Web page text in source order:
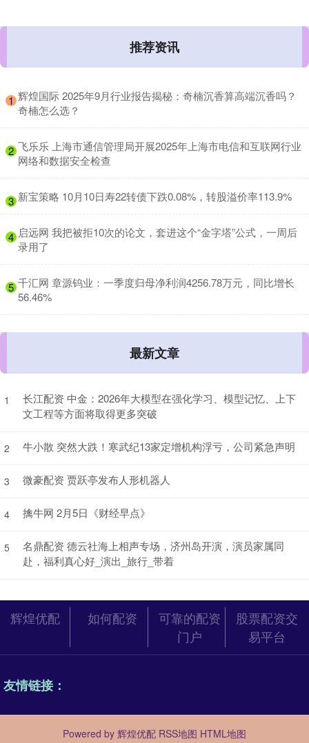
推荐资讯
1 ​辉煌国际 2025年9月行业报告揭秘：奇楠沉香算高端沉香吗？
奇楠怎么选？
2 ​飞乐乐 上海市通信管理局开展2025年上海市电信和互联网行业
网络和数据安全检查
3 ​新宝策略 10月10日寿22转债下跌0.08%，转股溢价率113.9%
4 ​启远网 我把被拒10次的论文，套进这个“金字塔”公式，一周后
录用了
5 ​千汇网 章源钨业：一季度归母净利润4256.78万元，同比增长
56.46%
最新文章
1
长江配资 中金：2026年大模型在强化学习、模型记忆、上下
文工程等方面将取得更多突破
2 牛小散 突然大跌！寒武纪13家定增机构浮亏，公司紧急声明
3 微豪配资 贾跃亭发布人形机器人
4 擒牛网 2月5日《财经早点》
5
名鼎配资 德云社海上相声专场，济州岛开演，演员家属同
赴，福利真心好_演出_旅行_带着
辉煌优配 如何配资
可靠的配资
门户
股票配资交
易平台
友情链接：
Powered by 辉煌优配 RSS地图 HTML地图